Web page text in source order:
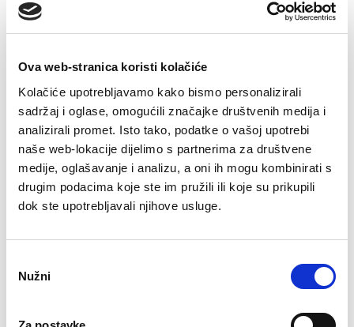
Ova web-stranica koristi kolačiće
Kolačiće upotrebljavamo kako bismo personalizirali
sadržaj i oglase, omogućili značajke društvenih medija i
analizirali promet. Isto tako, podatke o vašoj upotrebi
naše web-lokacije dijelimo s partnerima za društvene
medije, oglašavanje i analizu, a oni ih mogu kombinirati s
drugim podacima koje ste im pružili ili koje su prikupili
dok ste upotrebljavali njihove usluge.
pristanka
Nužni
Maksimalna veličina datoteke: 50MB.
poziciju na koju se prijavljujete?
Koja su Vaša financijska očekivanja?
Jeste li spremni na relokaciju?